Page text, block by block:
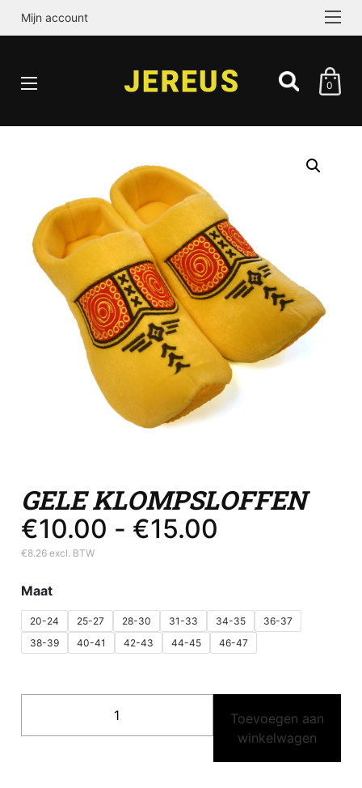
Mijn account
0
GELE KLOMPSLOFFEN
€10.00 - €15.00
€8.26 excl. BTW
Maat
20-24 25-27 28-30 31-33 34-35
36-37
38-39
40-41 42-43 44-45 46-47
aantal
Toevoegen aan
winkelwagen